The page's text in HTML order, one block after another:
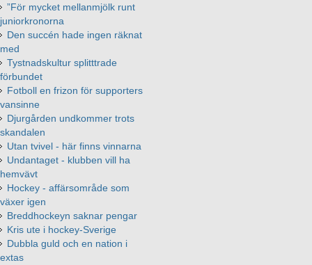
”För mycket mellanmjölk runt
juniorkronorna
Den succén hade ingen räknat
med
Tystnadskultur splitttrade
förbundet
Fotboll en frizon för supporters
vansinne
Djurgården undkommer trots
skandalen
Utan tvivel - här finns vinnarna
Undantaget - klubben vill ha
hemvävt
Hockey - affärsområde som
växer igen
Breddhockeyn saknar pengar
Kris ute i hockey-Sverige
Dubbla guld och en nation i
extas